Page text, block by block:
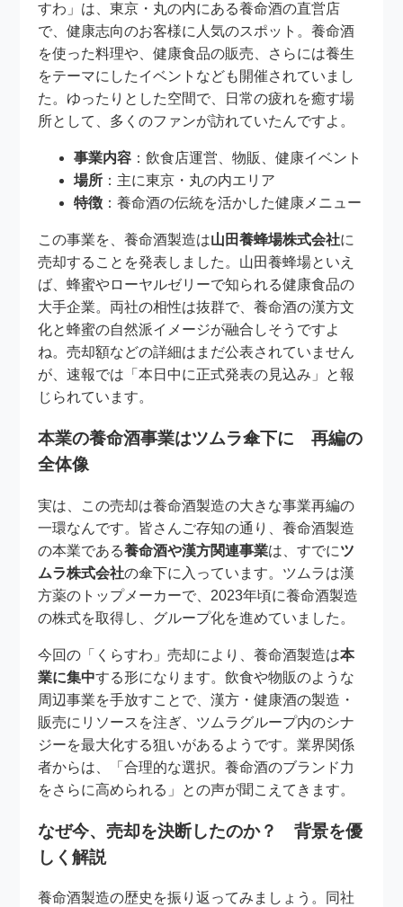
すわ」は、東京・丸の内にある養命酒の直営店
で、健康志向のお客様に人気のスポット。養命酒
を使った料理や、健康食品の販売、さらには養生
をテーマにしたイベントなども開催されていまし
た。ゆったりとした空間で、日常の疲れを癒す場
所として、多くのファンが訪れていたんですよ。
事業内容 ：飲食店運営、物販、健康イベント
場所 ：主に東京・丸の内エリア
特徴 ：養命酒の伝統を活かした健康メニュー
この事業を、養命酒製造は山田養蜂場株式会社に
売却することを発表しました。山田養蜂場といえ
ば、蜂蜜やローヤルゼリーで知られる健康食品の
大手企業。両社の相性は抜群で、養命酒の漢方文
化と蜂蜜の自然派イメージが融合しそうですよ
ね。売却額などの詳細はまだ公表されていません
が、速報では「本日中に正式発表の見込み」と報
じられています。
本業の養命酒事業はツムラ傘下に 再編の
全体像
実は、この売却は養命酒製造の大きな事業再編の
一環なんです。皆さんご存知の通り、養命酒製造
の本業である養命酒や漢方関連事業は、すでにツ
ムラ株式会社の傘下に入っています。ツムラは漢
方薬のトップメーカーで、2023年頃に養命酒製造
の株式を取得し、グループ化を進めていました。
今回の「くらすわ」売却により、養命酒製造は本
業に集中する形になります。飲食や物販のような
周辺事業を手放すことで、漢方・健康酒の製造・
販売にリソースを注ぎ、ツムラグループ内のシナ
ジーを最大化する狙いがあるようです。業界関係
者からは、「合理的な選択。養命酒のブランド力
をさらに高められる」との声が聞こえてきます。
なぜ今、売却を決断したのか？ 背景を優
しく解説
養命酒製造の歴史を振り返ってみましょう。同社